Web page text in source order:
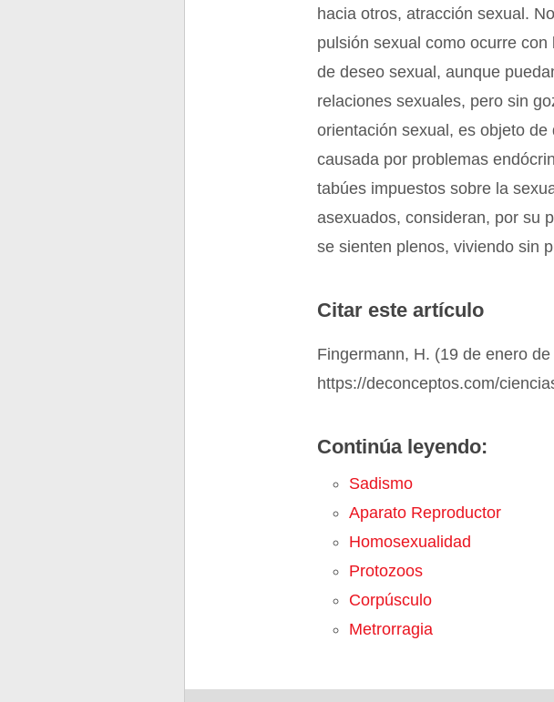
hacia otros, atracción sexual.
pulsión sexual como ocurre
de deseo sexual, aunque
relaciones sexuales, pero sin
orientación sexual, es objeto
causada por problemas
tabúes impuestos sobre la
asexuados, consideran, por su
se sienten plenos, viviendo sin
Citar este artículo
Fingermann, H. (19 de enero de
https://deconceptos.com/
Continúa leyendo:
Sadismo
Aparato Reproductor
Homosexualidad
Protozoos
Corpúsculo
Metrorragia